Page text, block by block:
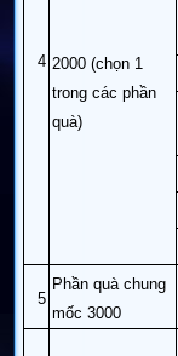
4 2000 (chọn 1
trong các phần
quà)
5
Phần quà chung
mốc 3000